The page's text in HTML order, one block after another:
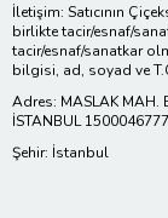
İletişim: Satıcının
birlikte tacir/esnaf/
tacir/esnaf/sanatkar
bilgisi, ad, soyad ve
Adres: MASLAK MAH.
İSTANBUL
Şehir: İstanbul